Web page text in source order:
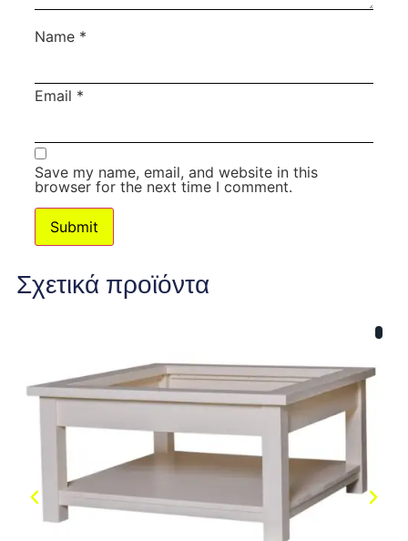
Name *
Email *
Save my name, email, and website in this
browser for the next time I comment.
Σχετικά προϊόντα